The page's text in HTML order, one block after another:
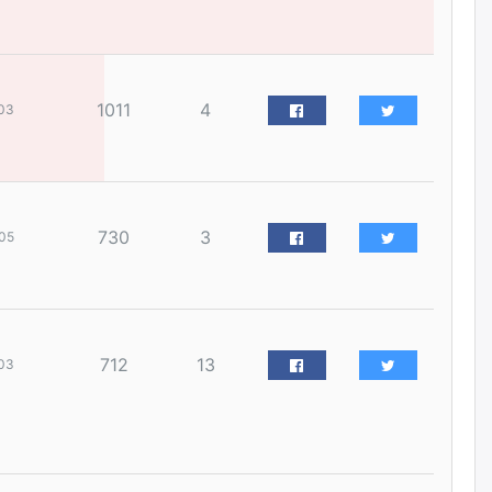
өчигдѳр
Орон сууц, нийтийн аж ахуй,
авто зам, тохижилт
холбоотой ГОМДОЛ их байгааг
суулгана гэх мэтээр дарамталдаг
1011 4
730 3
712 13